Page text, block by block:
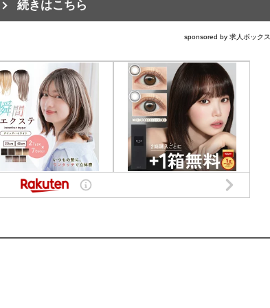
続きはこちら
sponsored by 求人ボックス